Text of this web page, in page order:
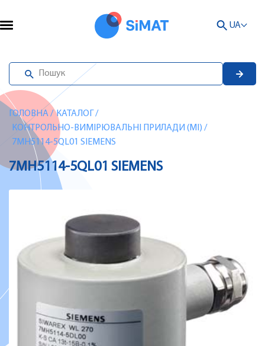
UA
ГОЛОВНА/ КАТАЛОГ /
КОНТРОЛЬНО-ВИМІРЮВАЛЬНІ ПРИЛАДИ (MI) /
7MH5114-5QL01 SIEMENS
7MH5114-5QL01 SIEMENS